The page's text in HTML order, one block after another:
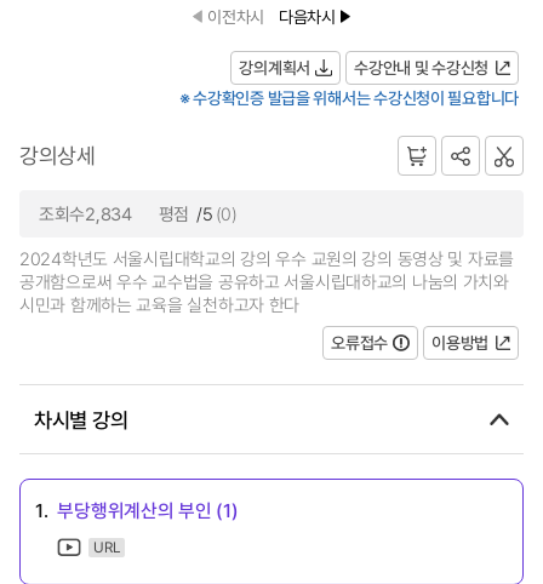
이전차시 다음차시
강의계획서
수강안내 및 수강신청
※ 수강확인증 발급을 위해서는 수강신청이 필요합니다
강의상세
조회수2,834 평점 /5 (0)
2024학년도 서울시립대학교의 강의 우수 교원의 강의 동영상 및 자료를
공개함으로써 우수 교수법을 공유하고 서울시립대하교의 나눔의 가치와
시민과 함께하는 교육을 실천하고자 한다
오류접수
이용방법
차시별 강의
1. 부당행위계산의 부인 (1)
URL